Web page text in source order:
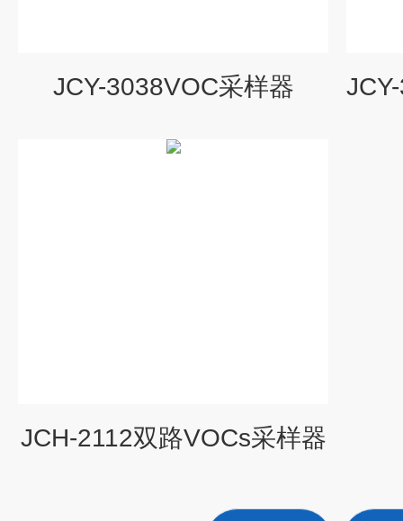
JCY-3038VOC采样器
JCH-2112双路VOCs采样器